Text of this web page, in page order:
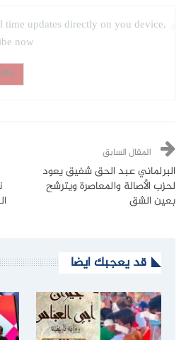
time updates directly on you device,
now.
المقال السابق
البرلماني عبد الحق شفيق يعود
لحزب الأصالة والمعاصرة ويترشح
بعين الشق
قد يعجبك ايضا